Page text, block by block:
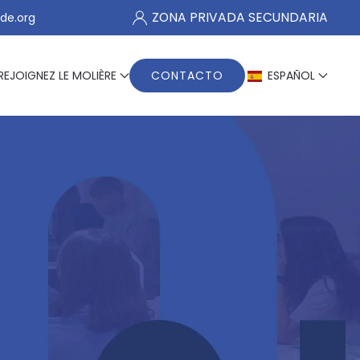
ZONA PRIVADA SECUNDARIA
LE MOLIÈRE CONTACTO ESPAÑOL